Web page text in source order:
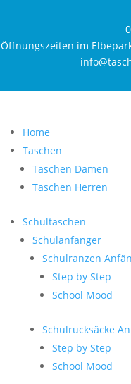
Öffnungszeiten im
Home
Taschen
Taschen Damen
Taschen Herren
Schultaschen
Schulanfänger
Schulranzen
Step by Step
School Mood
Schulrucksäcke
Step by Step
School Mood